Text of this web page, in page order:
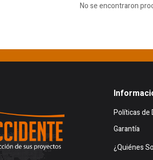
No se encontraron
Políticas de
Garantía
¿Quiénes